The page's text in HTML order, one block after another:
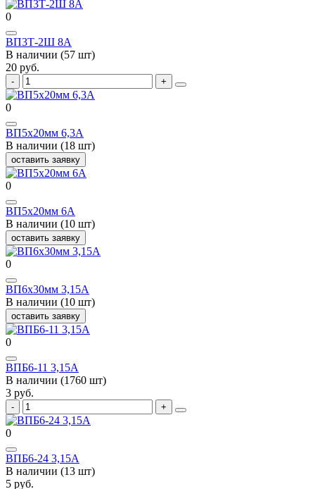
0
ВП3Т-2Ш 8А
В наличии (57 шт)
20 руб.
0
ВП5х20мм 6,3А
В наличии (18 шт)
оставить заявку
0
ВП5х20мм 6А
В наличии (10 шт)
оставить заявку
0
ВП6х30мм 3,15А
В наличии (10 шт)
оставить заявку
0
ВПБ6-11 3,15А
В наличии (1760 шт)
3 руб.
0
ВПБ6-24 3,15А
В наличии (13 шт)
5 руб.